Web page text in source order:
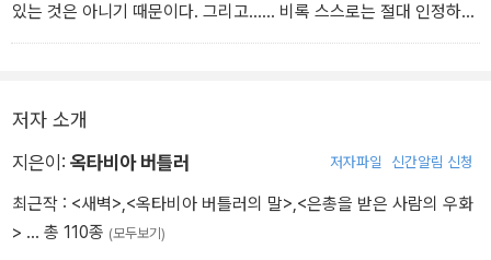
있는 것은 아니기 때문이다. 그리고…… 비록 스스로는 절대 인정하지
않겠지만, 내가 보기에 반콜레는 크고 중요한 일들은 오로지 이곳에
당연히 보잘것없고하찮다. 이 점이 왜 이상하냐면, 반콜레가 다른 면
에서는 건강한 자아의 소유자이기 때문이다.
저자 소개
지은이: 옥타비아 버틀러 저자파일 신간알림 신청
최근작 : <새벽>,<옥타비아 버틀러의 말>,<은총을 받은 사람의 우화
> … 총 110종 (모두보기)